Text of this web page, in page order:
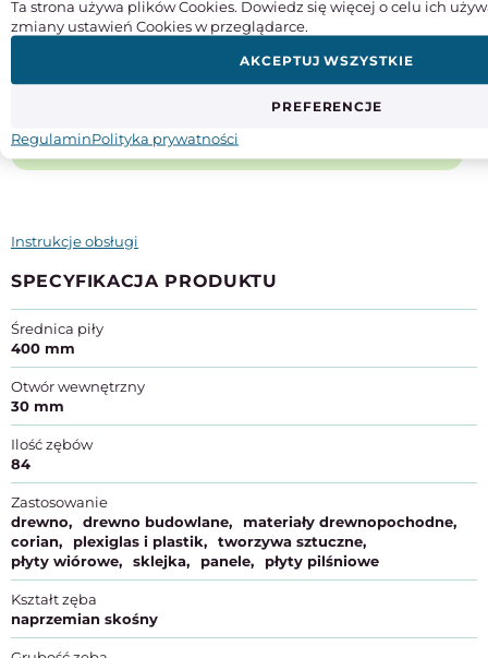
Babbitt nie złożyła patentu na swój wynalazek. Chociaż
swoją pomysłowość i ciężką pracę, wierzyli w swobodne
pamiętała.
Instrukcje obsługi
SPECYFIKACJA PRODUKTU
Średnica piły
400 mm
Otwór wewnętrzny
30 mm
Ilość zębów
84
Zastosowanie
drewno
drewno budowlane
materiały drewnopochodne
corian
plexiglas i plastik
tworzywa sztuczne
płyty wiórowe
sklejka panele płyty pilśniowe
Kształt zęba
naprzemian skośny
Ta strona używa plików Cookies. Dowiedz się więcej o celu ich
zmiany ustawień Cookies w przeglądarce.
PREFERENCJE
AKCEPTUJ WSZYSTKIE
RegulaminPolityka prywatności